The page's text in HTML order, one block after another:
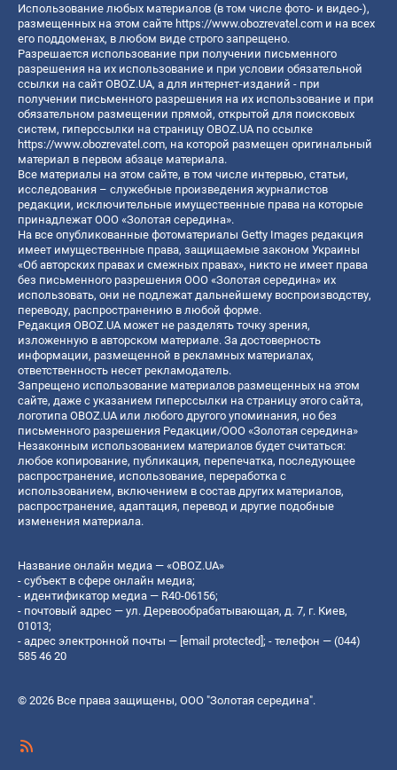
Использование любых материалов (в том числе фото- и видео-),
размещенных на этом сайте https://www.obozrevatel.com и на всех
его поддоменах, в любом виде строго запрещено.
Разрешается использование при получении письменного
разрешения на их использование и при условии обязательной
ссылки на сайт OBOZ.UA, а для интернет-изданий - при
получении письменного разрешения на их использование и при
обязательном размещении прямой, открытой для поисковых
систем, гиперссылки на страницу OBOZ.UA по ссылке
https://www.obozrevatel.com, на которой размещен оригинальный
материал в первом абзаце материала.
Все материалы на этом сайте, в том числе интервью, статьи,
исследования – служебные произведения журналистов
редакции, исключительные имущественные права на которые
принадлежат ООО «Золотая середина».
На все опубликованные фотоматериалы Getty Images редакция
имеет имущественные права, защищаемые законом Украины
«Об авторских правах и смежных правах», никто не имеет права
без письменного разрешения ООО «Золотая середина» их
использовать, они не подлежат дальнейшему воспроизводству,
переводу, распространению в любой форме.
Редакция OBOZ.UA может не разделять точку зрения,
изложенную в авторском материале. За достоверность
информации, размещенной в рекламных материалах,
ответственность несет рекламодатель.
Запрещено использование материалов размещенных на этом
сайте, даже с указанием гиперссылки на страницу этого сайта,
логотипа OBOZ.UA или любого другого упоминания, но без
письменного разрешения Редакции/ООО «Золотая середина»
Незаконным использованием материалов будет считаться:
любое копирование, публикация, перепечатка, последующее
распространение, использование, переработка с
использованием, включением в состав других материалов,
распространение, адаптация, перевод и другие подобные
изменения материала.
Название онлайн медиа — «OBOZ.UA»
- субъект в сфере онлайн медиа;
- идентификатор медиа — R40-06156;
- почтовый адрес — ул. Деревообрабатывающая, д. 7, г. Киев,
01013;
- адрес электронной почты — [email protected]; - телефон — (044)
585 46 20
© 2026 Все права защищены, ООО "Золотая середина".